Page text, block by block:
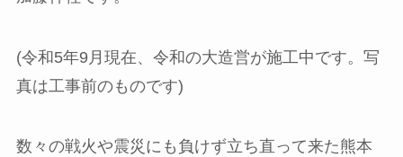
(令和5年9月現在、令和の大造営が施工中です。写
真は工事前のものです)
数々の戦火や震災にも負けず立ち直って来た熊本